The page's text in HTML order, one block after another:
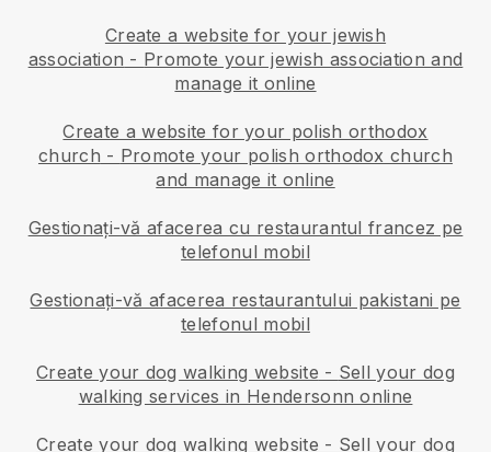
Create a website for your jewish
association - Promote your jewish association and
manage it online
Create a website for your polish orthodox
church - Promote your polish orthodox church
and manage it online
Gestionați-vă afacerea cu restaurantul francez pe
telefonul mobil
Gestionați-vă afacerea restaurantului pakistani pe
telefonul mobil
Create your dog walking website - Sell your dog
walking services in Hendersonn online
Create your dog walking website - Sell your dog